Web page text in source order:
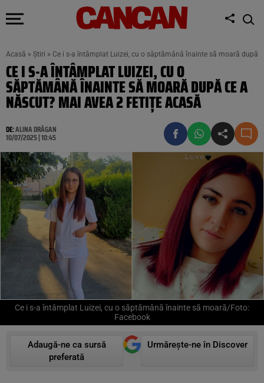
Acasă » Știri » Ce i s-a întâmplat Luizei, cu o săptămână înainte să moară după
CE I S-A ÎNTÂMPLAT LUIZEI, CU O
SĂPTĂMÂNĂ ÎNAINTE SĂ MOARĂ DUPĂ CE A
NĂSCUT? MAI AVEA 2 FETIȚE ACASĂ
DE:ALINA DRĂGAN
10/07/2025 | 10:45
Ce i s-a întâmplat Luizei, cu o săptămână înainte să moară/Foto:
Facebook
Adaugă-ne ca sursă
preferată
Urmărește-ne în Discover